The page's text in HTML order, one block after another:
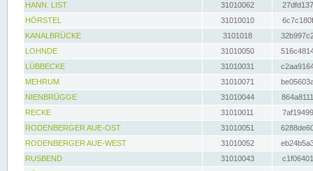
HANN. LIST
31010062
HÖRSTEL
31010010
KANALBRÜCKE
3101018
LOHNDE
31010050
LÜBBECKE
31010031
MEHRUM
31010071
NIENBRÜGGE
31010044
RECKE
31010011
RODENBERGER AUE-OST
31010051
RODENBERGER AUE-WEST
31010052
RUSBEND
31010043